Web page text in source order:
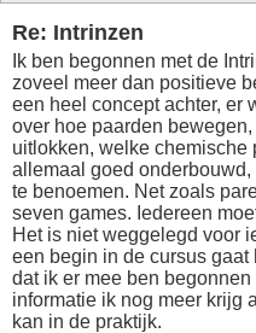
Re: Intrinzen
Ik ben begonnen met de
zoveel meer dan positieve
een heel concept achter, er
over hoe paarden
uitlokken, welke chemische
allemaal goed
te benoemen. Net zoals
seven games. Iedereen
Het is niet weggelegd voor
een begin in de cursus
dat ik er mee ben
informatie ik nog meer krijg
kan in de praktijk.